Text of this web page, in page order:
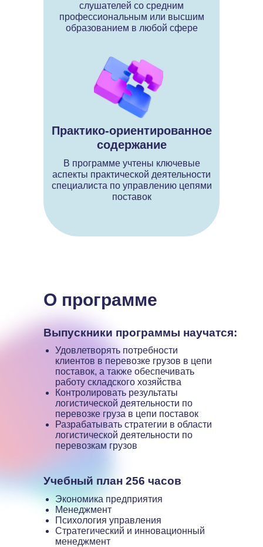
Практико-ориентированное
содержание
В программе учтены ключевые
аспекты практической деятельности
специалиста по управлению цепями
поставок
слушателей со средним
профессиональным или высшим
образованием в любой сфере
Удовлетворять потребности
клиентов в перевозке грузов в цепи
поставок, а также обеспечивать
работу складского хозяйства
Контролировать результаты
логистической деятельности по
перевозке груза в цепи поставок
Разрабатывать стратегии в области
логистической деятельности по
перевозкам грузов
О программе
Экономика предприятия
Менеджмент
Психология управления
Стратегический и инновационный
менеджмент
Учебный план 256 часов
Выпускники программы научатся: